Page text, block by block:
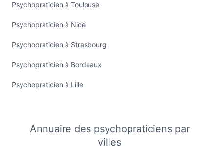
Psychopraticien à Toulouse
Psychopraticien à Nice
Psychopraticien à Strasbourg
Psychopraticien à Bordeaux
Psychopraticien à Lille
Annuaire des psychopraticiens par
villes